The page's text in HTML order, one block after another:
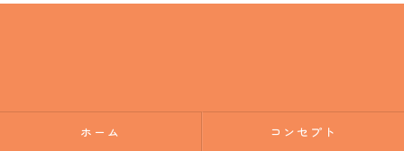
ホーム コンセプト